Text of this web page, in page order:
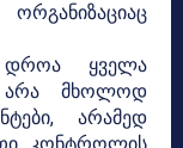
დროა ყველა
არა მხოლოდ
არამედ